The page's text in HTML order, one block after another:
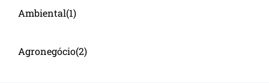
Ambiental(1)
Agronegócio(2)